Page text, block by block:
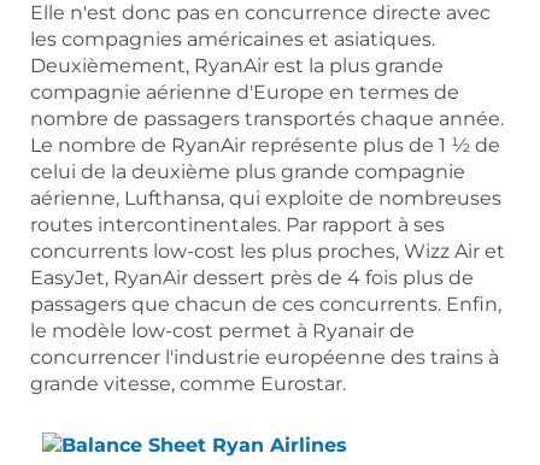
Elle n'est donc pas en concurrence directe avec
les compagnies américaines et asiatiques.
Deuxièmement, RyanAir est la plus grande
compagnie aérienne d'Europe en termes de
nombre de passagers transportés chaque année.
Le nombre de RyanAir représente plus de 1 ½ de
celui de la deuxième plus grande compagnie
aérienne, Lufthansa, qui exploite de nombreuses
routes intercontinentales. Par rapport à ses
concurrents low-cost les plus proches, Wizz Air et
EasyJet, RyanAir dessert près de 4 fois plus de
passagers que chacun de ces concurrents. Enfin,
le modèle low-cost permet à Ryanair de
concurrencer l'industrie européenne des trains à
grande vitesse, comme Eurostar.